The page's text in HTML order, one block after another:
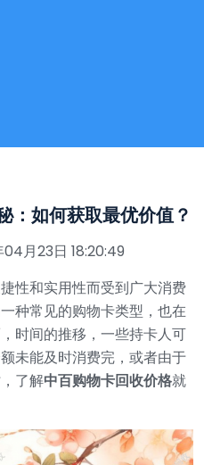
：如何获取最优价值？
月23日 18:20:49
性和实用性而受到广大消费
种常见的购物卡类型，也在
时间的推移，一些持卡人可
未能及时消费完，或者由于
了解中百购物卡回收价格就